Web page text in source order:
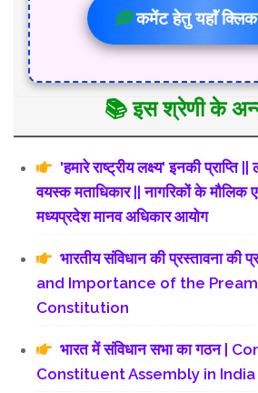
कमेंट हेतु यहाॅं
📚 इस श्रेणी के
'हमारे राष्ट्रीय लक्ष्य' इनकी प्राप्ति
वयस्क मताधिकार || नागरिकों के मौलिक
मध्यप्रदेश मानव अधिकार आयोग
भारतीय संविधान की प्रस्तावना
and Importance of the
Constitution
भारत में संविधान सभा का गठन |
Constituent Assembly in India